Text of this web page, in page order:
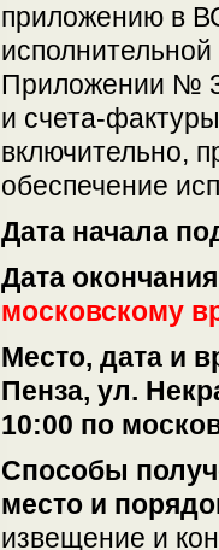
приложению в
Приложении № 3
и счета-
включительно,
обеспечение
Дата начала
Дата
московскому
Место, дата и
Пенза, ул.
10:00 по
Способы
место и
извещение и